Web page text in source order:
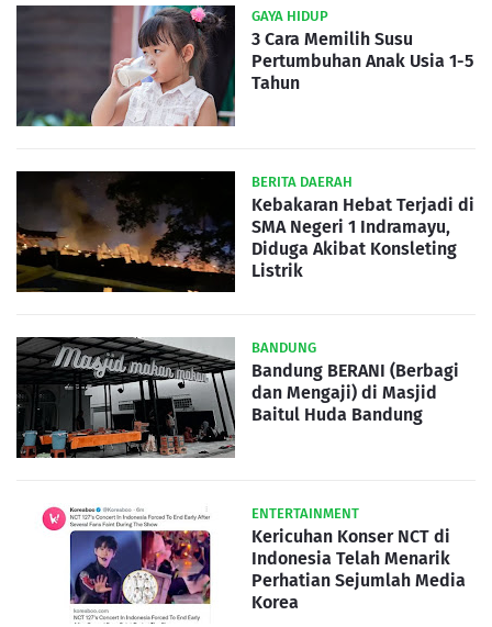
GAYA HIDUP
3 Cara Memilih Susu
Pertumbuhan Anak Usia 1-5
Tahun
BERITA DAERAH
Kebakaran Hebat Terjadi di
SMA Negeri 1 Indramayu,
Diduga Akibat Konsleting
Listrik
BANDUNG
Bandung BERANI (Berbagi
dan Mengaji) di Masjid
Baitul Huda Bandung
ENTERTAINMENT
Kericuhan Konser NCT di
Indonesia Telah Menarik
Perhatian Sejumlah Media
Korea